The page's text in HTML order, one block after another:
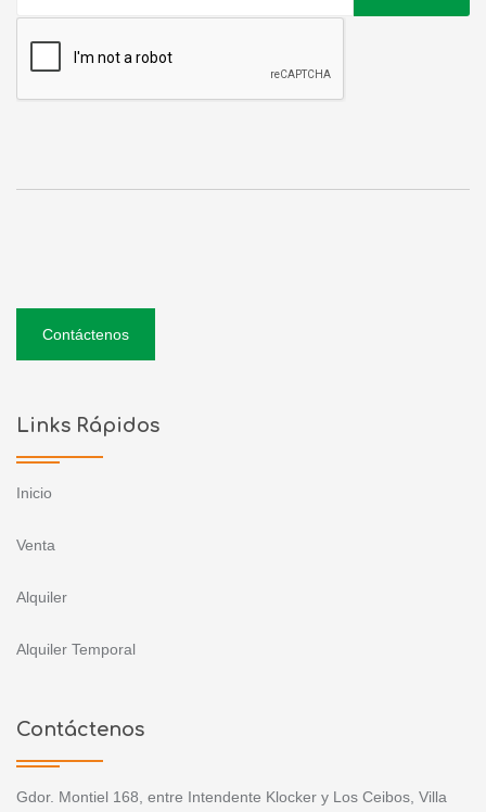
Contáctenos
Links Rápidos
Inicio
Venta
Alquiler
Alquiler Temporal
Contáctenos
Gdor. Montiel 168, entre Intendente Klocker y Los Ceibos, Villa